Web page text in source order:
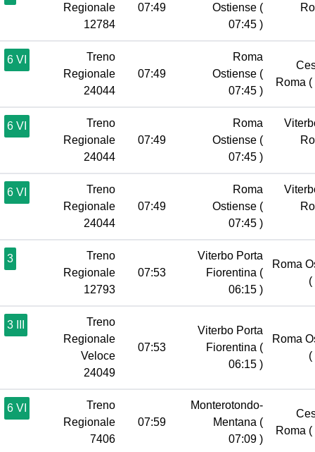
Regionale
12784
07:49
Ostiense (
07:45 )
6 VI
Treno
Regionale
24044
07:49
Roma
Ostiense (
07:45 )
Roma (
6 VI
Treno
Regionale
24044
07:49
Roma
Ostiense (
07:45 )
6 VI
Treno
Regionale
24044
07:49
Roma
Ostiense (
07:45 )
3
Treno
Regionale
12793
07:53
Viterbo Porta
Fiorentina (
06:15 )
Roma
(
3 III
Treno
Regionale
Veloce
24049
07:53
Viterbo Porta
Fiorentina (
06:15 )
Roma
(
6 VI
Treno
Regionale
7406
07:59
Monterotondo-
Mentana (
07:09 )
Roma (